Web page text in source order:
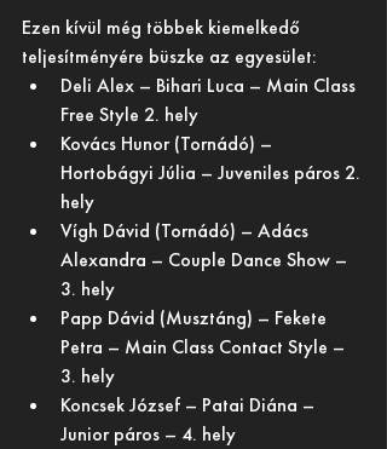
Ezen kívül még többek kiemelkedő
teljesítményére büszke az egyesület:
Deli Alex – Bihari Luca – Main Class
Free Style 2. hely
Kovács Hunor (Tornádó) –
Hortobágyi Júlia – Juveniles páros 2.
hely
Vígh Dávid (Tornádó) – Adács
Alexandra – Couple Dance Show –
3. hely
Papp Dávid (Musztáng) – Fekete
Petra – Main Class Contact Style –
3. hely
Koncsek József – Patai Diána –
Junior páros – 4. hely